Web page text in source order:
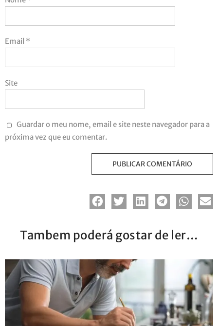
Email *
Site
Guardar o meu nome, email e site neste navegador para a
próxima vez que eu comentar.
Tambem poderá gostar de ler…